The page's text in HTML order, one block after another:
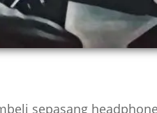
sepasang